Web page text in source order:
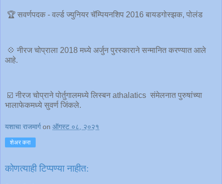
🏆 सवर्णपदक - वर्ल्ड ज्युनियर चॅम्पियनशिप 2016 बायडगोस्झक, पोलंड
💠 नीरज चोप्राला 2018 मध्ये अर्जुन पुरस्काराने सन्मानित करण्यात आले
आहे.
☑️ नीरज चोप्राने पोर्तुगालमध्ये लिस्बन athalatics संमेलनात पुरुषांच्या
भालाफेकमध्ये सुवर्ण जिंकले.
यशाचा राजमार्ग on ऑगस्ट ०८, २०२१
शेअर करा
कोणत्याही टिप्पण्‍या नाहीत: